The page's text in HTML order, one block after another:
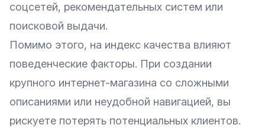
соцсетей, рекомендательных систем или
поисковой выдачи.
Помимо этого, на индекс качества влияют
поведенческие факторы. При создании
крупного интернет-магазина со сложными
описаниями или неудобной навигацией, вы
рискуете потерять потенциальных клиентов.